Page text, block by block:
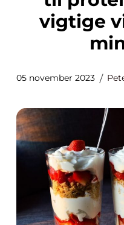
vigtige
05 november 2023